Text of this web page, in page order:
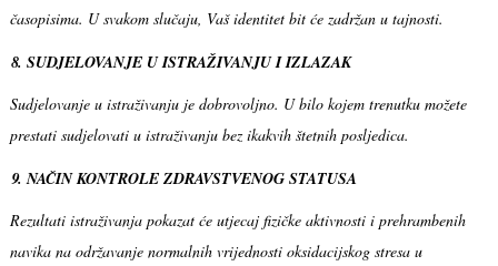
časopisima. U svakom slučaju, Vaš identitet bit će zadržan u tajnosti.
8. SUDJELOVANJE U ISTRAŽIVANJU I IZLAZAK
Sudjelovanje u istraživanju je dobrovoljno. U bilo kojem trenutku možete
prestati sudjelovati u istraživanju bez ikakvih štetnih posljedica.
9. NAČIN KONTROLE ZDRAVSTVENOG STATUSA
Rezultati istraživanja pokazat će utjecaj fizičke aktivnosti i prehrambenih
navika na održavanje normalnih vrijednosti oksidacijskog stresa u